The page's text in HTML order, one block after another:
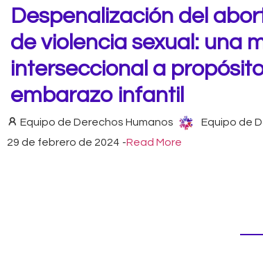
Despenalización del
de violencia sexual: una
interseccional a
embarazo infantil
Equipo de Derechos Humanos Equipo de
29 de febrero de 2024 -Read More